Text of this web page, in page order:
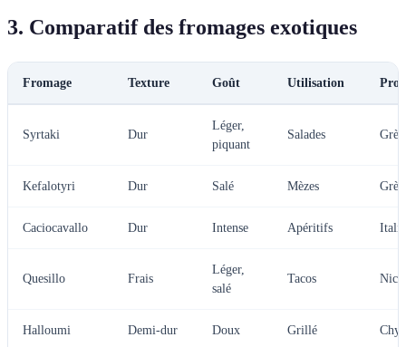
3. Comparatif des fromages exotiques
Fromage Texture Goût Utilisation
Syrtaki Dur
Léger,
piquant
Salades
Kefalotyri Dur Salé Mèzes
Caciocavallo Dur Intense Apéritifs Italie
Quesillo Frais
Léger,
salé
Tacos
Halloumi Demi-dur Doux Grillé